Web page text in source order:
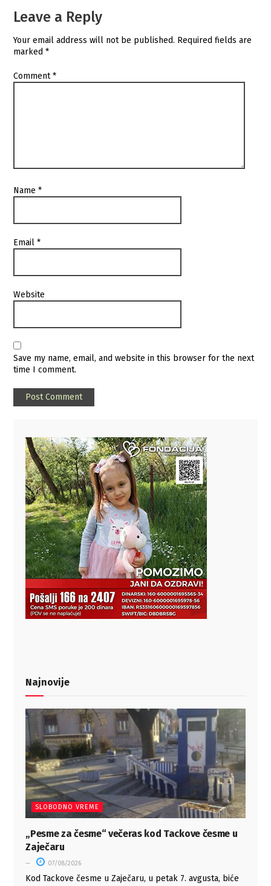
Leave a Reply
Your email address will not be published. Required fields are
marked*
Comment*
Name*
Email*
Website
Save my name, email, and website in this browser for the next
time I comment.
Najnovije
SLOBODNO VREME
„Pesme za česme“ večeras kod Tackove česme u
Zaječaru
07/08/2026
Kod Tackove česme u Zaječaru, u petak 7. avgusta, biće